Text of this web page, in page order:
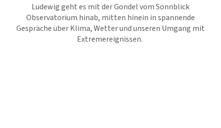
Ludewig geht es mit der Gondel vom Sonnblick
Observatorium hinab, mitten hinein in spannende
Gespräche über Klima, Wetter und unseren Umgang mit
Extremereignissen.